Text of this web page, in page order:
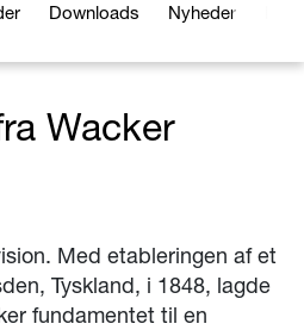
Downloads Nyheder
Wacker
Med etableringen af et
Tyskland, i 1848, lagde
fundamentet til en